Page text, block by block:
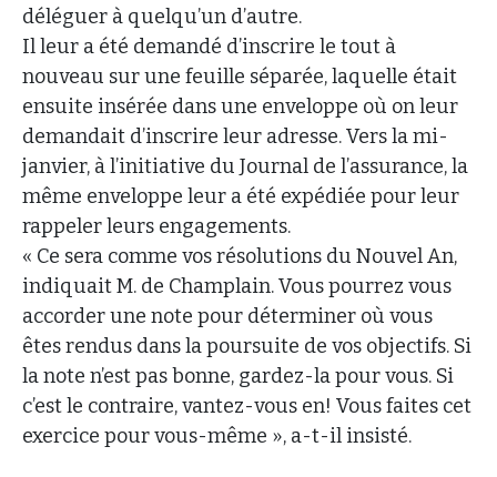
déléguer à quelqu’un d’autre.
Il leur a été demandé d’inscrire le tout à
nouveau sur une feuille séparée, laquelle était
ensuite insérée dans une enveloppe où on leur
demandait d’inscrire leur adresse. Vers la mi-
janvier, à l’initiative du Journal de l’assurance, la
même enveloppe leur a été expédiée pour leur
rappeler leurs engagements.
« Ce sera comme vos résolutions du Nouvel An,
indiquait M. de Champlain. Vous pourrez vous
accorder une note pour déterminer où vous
êtes rendus dans la poursuite de vos objectifs. Si
la note n’est pas bonne, gardez-la pour vous. Si
c’est le contraire, vantez-vous en! Vous faites cet
exercice pour vous-même », a-t-il insisté.